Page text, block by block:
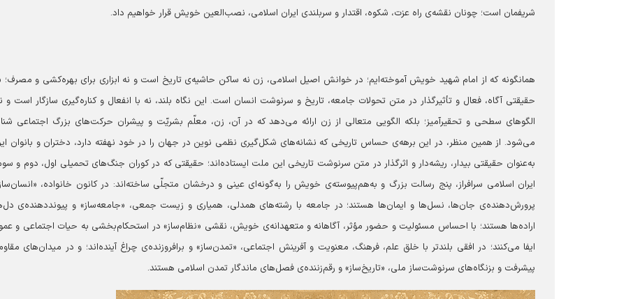
شریفمان است؛ چونان نقشه‌ی راه عزت، شکوه، اقتدار و سربلندی ایران اسلامی، نصب‌العین خویش قرار خواهیم داد.
همانگونه که از امام شهید خویش آموخته‌ایم؛ در خوانش اصیل اسلامی، زن نه ساکن حاشیه‌ی تاریخ است و نه ابزاری برای بهره‌کشی و مصرف؛
حقیقتی آگاه، فعال و تأثیرگذار در متن تحولات جامعه، تاریخ و سرنوشت انسان است. این نگاه بلند، نه با انفعال و کناره‌گیری سازگار است و
الگوهای سطحی و تحقیرآمیز؛ بلکه الگویی متعالی از زن ارائه می‌دهد که در آن، زن، معلّم بشریّت و پیشران حرکت‌های بزرگ اجتماعی
می‌شود. از همین منظر، در این برهه‌ی حساس تاریخی که نشانه‌های شکل‌گیری نظمی نوین در جهان را در خود نهفته دارد، دختران و بانوان
به‌عنوان حقیقتی بیدار، ریشه‌دار و اثرگذار در متن سرنوشت تاریخی این ملت ایستاده‌اند؛ حقیقتی که در کوران جنگ‌های تحمیلی اول، دوم و
ایران اسلامی سرافراز، پنج رسالت بزرگ و به‌هم‌پیوسته‌ی خویش را به‌گونه‌ای عینی و درخشان متجلّی ساخته‌اند: در کانون خانواده،
پرورش‌دهنده‌ی جان‌ها، نسل‌ها و ایمان‌ها هستند؛ در جامعه با رشته‌های همدلی، همیاری و زیست جمعی، «جامعه‌ساز» و پیونددهنده‌ی
اراده‌ها هستند؛ با احساس مسئولیت و حضور مؤثر، آگاهانه و متعهدانه‌ی خویش، نقشی «نظام‌ساز» در استحکام‌بخشی به حیات اجتماعی و
ایفا می‌کنند؛ در افقی بلندتر با خلق علم، فرهنگ، معنویت و آفرینش اجتماعی، «تمدن‌ساز» و برافروزنده‌ی چراغ آینده‌اند؛ و در میدان‌های
پیشرفت و بزنگاه‌های سرنوشت‌ساز ملی، «تاریخ‌ساز» و رقم‌زننده‌ی فصل‌های ماندگار تمدن اسلامی هستند.